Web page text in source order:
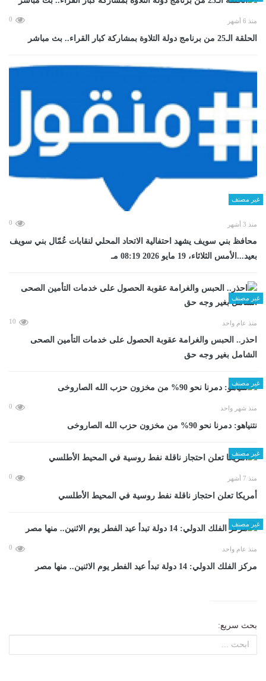
منذ 6 أشهر 0
الحلقة الـ25 من برنامج دولة التلاوة بمشاركة كبار القراء.. بث مباشر
غير مصنف
منذ 3 أشهر 0
محافظ بني سويف يشهد احتفالية الاتحاد المحلي لنقابات عُمّال بني سويف
بعيد...الأمس الثلاثاء، 19 مايو 2026 08:19 مـ
غير مصنف
منذ عام واحد 10
احذر.. الحبس والغرامة عقوبة الحصول على خدمات التأمين الصحى
الشامل بغير وجه حق
غير مصنف
منذ شهر واحد 0
نتنياهو: دمرنا نحو 90% من مخزون حزب الله الصاروخى
غير مصنف
منذ 7 أشهر 0
أمريكا تعلن احتجاز ناقلة نفط روسية في المحيط الأطلسي
غير مصنف
منذ عام واحد 0
مركز الفلك الدولي: 14 دولة تبدأ عيد الفطر يوم الاثنين.. منها مصر
بحث سريع: